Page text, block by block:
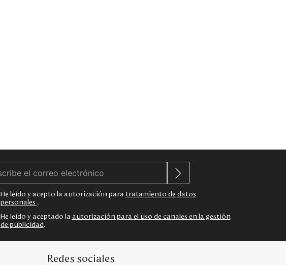
He leído y acepto la autorización para tratamiento de datos
personales .
He leído y aceptado la autorización para el uso de canales en la gestión
de publicidad .
Redes sociales